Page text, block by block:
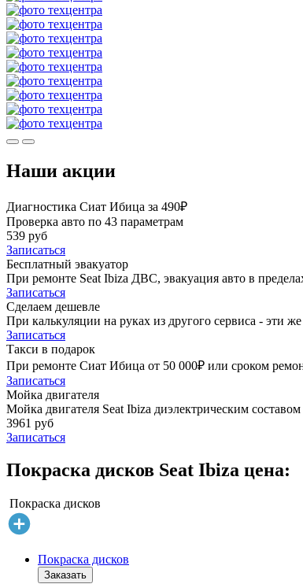
Наши акции
Диагностика Сиат Ибица за 490₽
Проверка авто по 43 параметрам
539 руб
Записаться
Бесплатный эвакуатор
При ремонте Seat Ibiza ДВС, эвакуация авто в
Записаться
Сделаем дешевле
При калькуляции на руках из другого сервиса - эти
Записаться
Такси в подарок
При ремонте Сиат Ибица от 50 000₽ или сроком
Записаться
Мойка двигателя
Мойка двигателя Seat Ibiza диэлектрическим
3961 руб
Записаться
Покраска дисков Seat Ibiza цена:
Покраска дисков
Покраска дисков
Заказать